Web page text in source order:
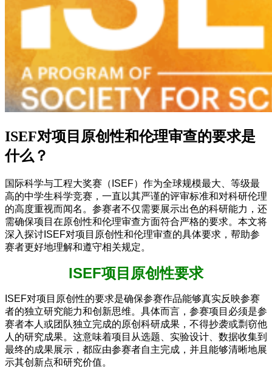
ISEF对项目原创性和伦理审查的要求是
什么？
国际科学与工程大奖赛（ISEF）作为全球规模最大、等级最
高的中学生科学竞赛，一直以其严谨的评审标准和对科研伦理
的高度重视而闻名。参赛者不仅需要展示出色的科研能力，还
需确保项目在原创性和伦理审查方面符合严格的要求。本文将
深入探讨ISEF对项目原创性和伦理审查的具体要求，帮助参
赛者更好地理解和遵守相关规定。
ISEF项目原创性要求
ISEF对项目原创性的要求是确保参赛作品能够真实反映参赛
者的独立研究能力和创新思维。具体而言，参赛项目必须是参
赛者本人或团队独立完成的原创科研成果，不得抄袭或剽窃他
人的研究成果。这意味着项目从选题、实验设计、数据收集到
最终的成果展示，都应由参赛者自主完成，并且能够清晰地展
示其创新点和研究价值。